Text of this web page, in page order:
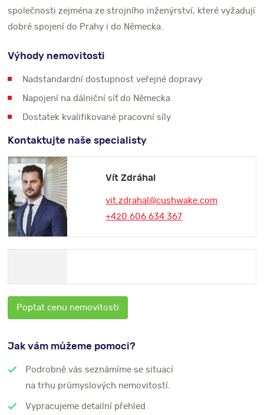
společnosti zejména ze strojního inženýrství, které vyžadují
dobré spojení do Prahy i do Německa.
Výhody nemovitosti
Nadstandardní dostupnost veřejné dopravy
Napojení na dálniční síť do Německa
Dostatek kvalifikované pracovní síly
Kontaktujte naše specialisty
Vít Zdráhal
vit.zdrahal@cushwake.com
+420 606 634 367
Poptat cenu nemovitosti
Jak vám můžeme pomoci?
Podrobně vás seznámíme se situací
na trhu průmyslových nemovitostí.
Vypracujeme detailní přehled